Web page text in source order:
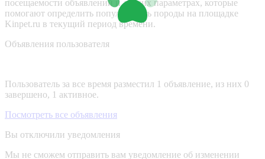
посещаемости объявлений и других параметрах, которые
помогают определить популярность породы на площадке
Kinpet.ru в текущий период времени.
Объявления пользователя
Пользователь за все время разместил 1 объявление, из них 0
завершено, 1 активное.
Посмотреть все объявления
Вы отключили уведомления
Мы не сможем отправить вам уведомление об изменении